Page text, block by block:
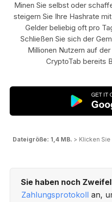
Minen Sie selbst oder
steigern Sie Ihre Hashrate
Gelder beliebig oft pro
Schließen Sie sich der
Millionen Nutzern auf
CryptoTab bereits
Dateigröße: 1,4 MB. > Klicken Sie
Sie haben noch
Zahlungsprotokoll an,